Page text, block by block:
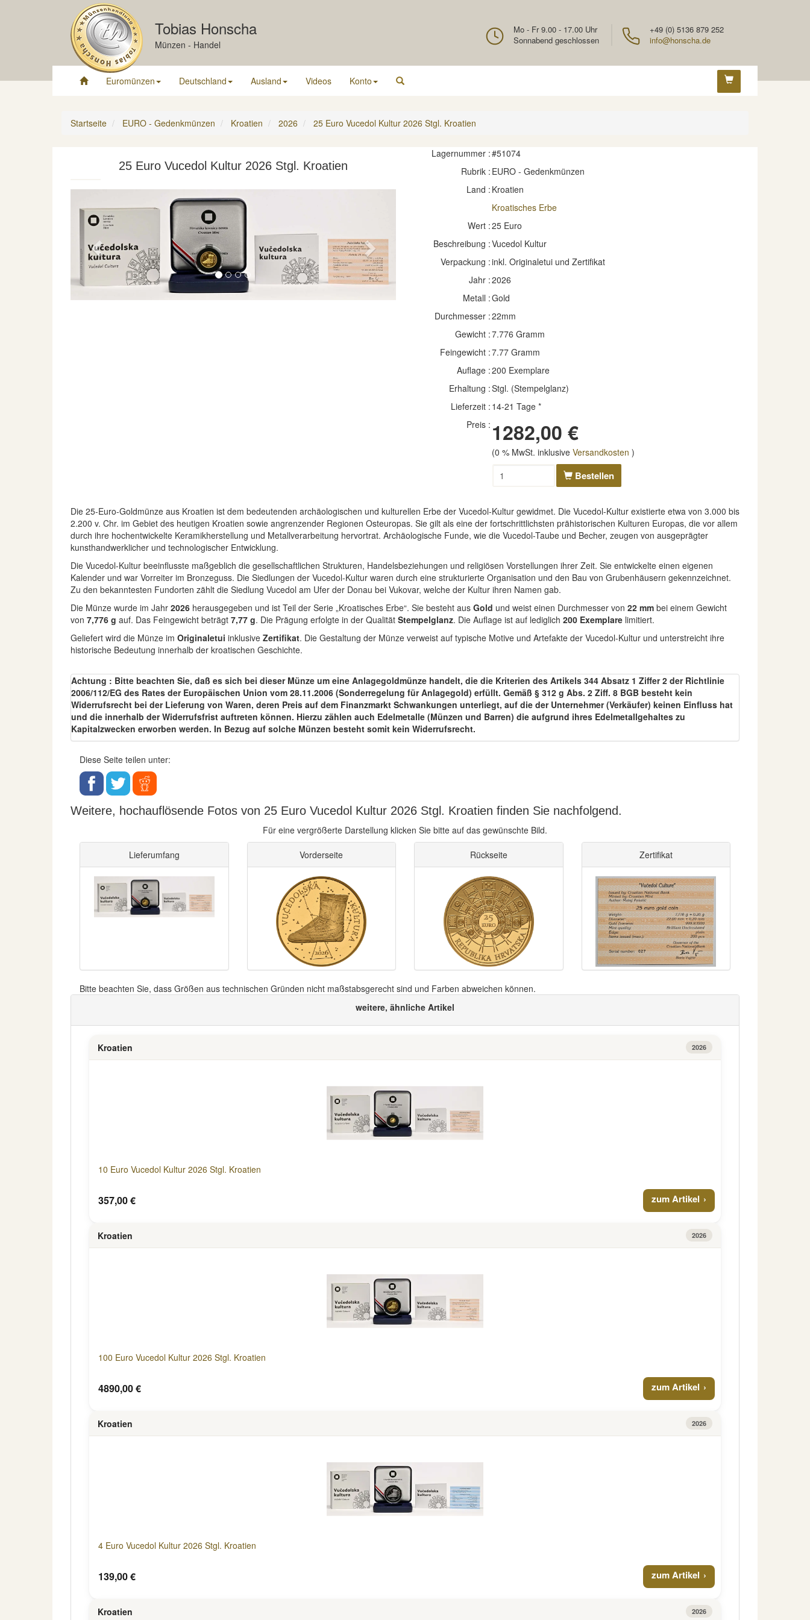
Tobias Honscha
Münzen - Handel
+49 (0) 5136 879 252
info@honscha.de
Mo - Fr 9.00 - 17.00 Uhr
Sonnabend geschlossen
Euromünzen Deutschland Ausland Videos Konto
Startseite EURO - Gedenkmünzen Kroatien 2026 25 Euro Vucedol Kultur 2026 Stgl. Kroatien
25 Euro Vucedol Kultur 2026 Stgl. Kroatien
Previous Next
Lagernummer :#51074
Rubrik : EURO - Gedenkmünzen
Land : Kroatien
Kroatisches Erbe
Wert :25 Euro
Beschreibung :Vucedol Kultur
Verpackung :inkl. Originaletui und Zertifikat
Jahr :2026
Metall :Gold
Durchmesser :22mm
Gewicht :7.776 Gramm
Feingewicht :7.77 Gramm
Auflage :200 Exemplare
Erhaltung :Stgl. (Stempelglanz)
Lieferzeit : 14-21 Tage *
Preis : 1282,00 €
(0 % MwSt. inklusive Versandkosten )
Bestellen
Die 25-Euro-Goldmünze aus Kroatien ist dem bedeutenden archäologischen und kulturellen Erbe der Vucedol-Kultur gewidmet. Die Vucedol-Kultur existierte etwa von 3.000 bis
2.200 v. Chr. im Gebiet des heutigen Kroatien sowie angrenzender Regionen Osteuropas. Sie gilt als eine der fortschrittlichsten prähistorischen Kulturen Europas, die vor allem
durch ihre hochentwickelte Keramikherstellung und Metallverarbeitung hervortrat. Archäologische Funde, wie die Vucedol-Taube und Becher, zeugen von ausgeprägter
kunsthandwerklicher und technologischer Entwicklung.
Die Vucedol-Kultur beeinflusste maßgeblich die gesellschaftlichen Strukturen, Handelsbeziehungen und religiösen Vorstellungen ihrer Zeit. Sie entwickelte einen eigenen
Kalender und war Vorreiter im Bronzeguss. Die Siedlungen der Vucedol-Kultur waren durch eine strukturierte Organisation und den Bau von Grubenhäusern gekennzeichnet.
Zu den bekanntesten Fundorten zählt die Siedlung Vucedol am Ufer der Donau bei Vukovar, welche der Kultur ihren Namen gab.
Die Münze wurde im Jahr 2026 herausgegeben und ist Teil der Serie „Kroatisches Erbe“. Sie besteht aus Gold und weist einen Durchmesser von 22 mm bei einem Gewicht
von 7,776 g auf. Das Feingewicht beträgt 7,77 g. Die Prägung erfolgte in der Qualität Stempelglanz. Die Auflage ist auf lediglich 200 Exemplare limitiert.
Geliefert wird die Münze im Originaletui inklusive Zertifikat. Die Gestaltung der Münze verweist auf typische Motive und Artefakte der Vucedol-Kultur und unterstreicht ihre
historische Bedeutung innerhalb der kroatischen Geschichte.
Achtung : Bitte beachten Sie, daß es sich bei dieser Münze um eine Anlagegoldmünze handelt, die die Kriterien des Artikels 344 Absatz 1 Ziffer 2 der Richtlinie
2006/112/EG des Rates der Europäischen Union vom 28.11.2006 (Sonderregelung für Anlagegold) erfüllt. Gemäß § 312 g Abs. 2 Ziff. 8 BGB besteht kein
Widerrufsrecht bei der Lieferung von Waren, deren Preis auf dem Finanzmarkt Schwankungen unterliegt, auf die der Unternehmer (Verkäufer) keinen Einfluss hat
und die innerhalb der Widerrufsfrist auftreten können. Hierzu zählen auch Edelmetalle (Münzen und Barren) die aufgrund ihres Edelmetallgehaltes zu
Kapitalzwecken erworben werden. In Bezug auf solche Münzen besteht somit kein Widerrufsrecht.
Diese Seite teilen unter:
Weitere, hochauflösende Fotos von 25 Euro Vucedol Kultur 2026 Stgl. Kroatien finden Sie nachfolgend.
Für eine vergrößerte Darstellung klicken Sie bitte auf das gewünschte Bild.
Lieferumfang Vorderseite Rückseite Zertifikat
Bitte beachten Sie, dass Größen aus technischen Gründen nicht maßstabsgerecht sind und Farben abweichen können.
weitere, ähnliche Artikel
Kroatien 2026
10 Euro Vucedol Kultur 2026 Stgl. Kroatien
357,00 € zum Artikel
Kroatien 2026
100 Euro Vucedol Kultur 2026 Stgl. Kroatien
4890,00 € zum Artikel
Kroatien 2026
4 Euro Vucedol Kultur 2026 Stgl. Kroatien
139,00 € zum Artikel
Kroatien 2026